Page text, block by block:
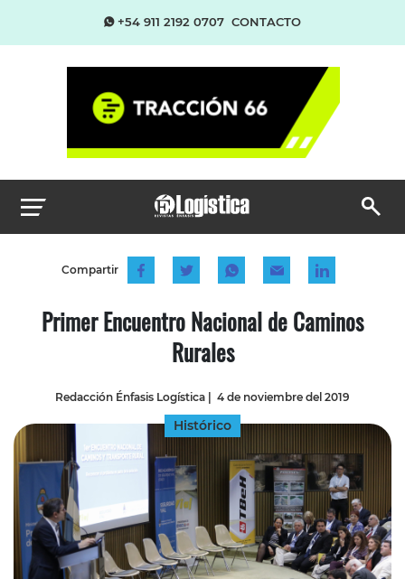
+54 911 2192 0707 CONTACTO
Compartir
Primer Encuentro Nacional de Caminos
Rurales
Redacción Énfasis Logística | 4 de noviembre del 2019
Histórico